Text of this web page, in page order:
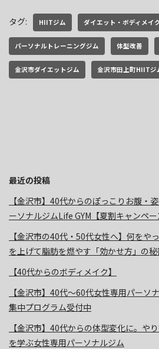
タグ: HIITジム ダイエット・ボディメイ
パーソナルトレーニングジム 体型改善
金沢市ダイエットジム 金沢市田上町HIITジ
最近の投稿
【金沢市】40代からのぽっこりお腹・
ーソナルジムLife GYM【夏割キャンペー
【金沢市の40代・50代女性へ】何をや
を上げて脂肪を燃やす「効かせ方」の
【40代からのボディメイク】
【金沢市】40代〜60代女性専用パーソ
集中プログラム受付中
【金沢市】40代からの体型変化に。や
を学ぶ女性専用パーソナルジム